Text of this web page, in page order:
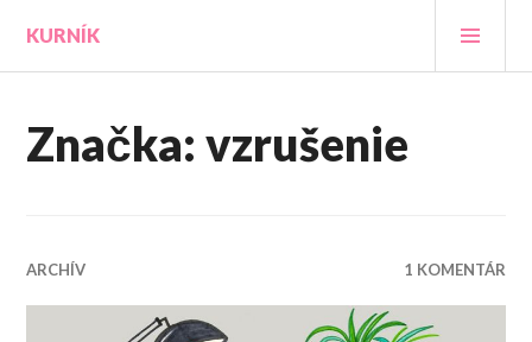
obsah
KURNÍK
Značka:vzrušenie
ARCHÍV 1 KOMENTÁR